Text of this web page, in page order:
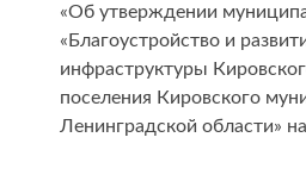
«Об утверждении
«Благоустройство и
инфраструктуры
поселения Кировского
Ленинградской области»